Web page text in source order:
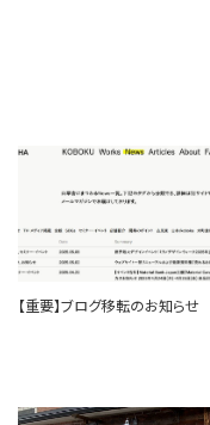
【重要】ブログ移転のお知らせ